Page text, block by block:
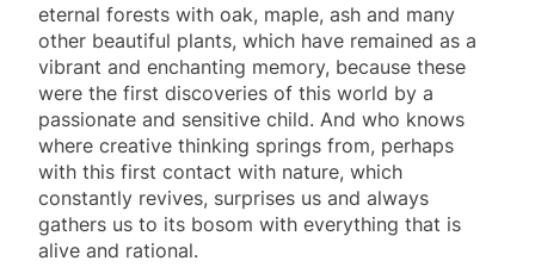
eternal forests with oak, maple, ash and many
other beautiful plants, which have remained as a
vibrant and enchanting memory, because these
were the first discoveries of this world by a
passionate and sensitive child. And who knows
where creative thinking springs from, perhaps
with this first contact with nature, which
constantly revives, surprises us and always
gathers us to its bosom with everything that is
alive and rational.